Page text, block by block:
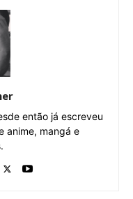
então já escreveu
anime, mangá e